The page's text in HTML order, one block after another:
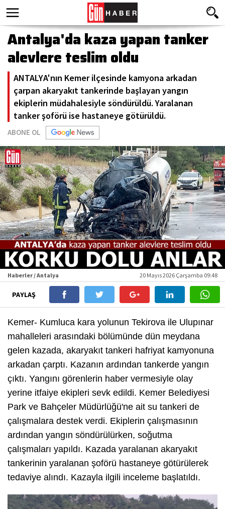
Antalya'da kaza yapan tanker
alevlere teslim oldu
ANTALYA'nın Kemer ilçesinde kamyona arkadan
çarpan akaryakıt tankerinde başlayan yangın
ekiplerin müdahalesiyle söndürüldü. Yaralanan
tanker şoförü ise hastaneye götürüldü.
ABONE OL
Haberler / Antalya 20 Mayıs 2026 Çarşamba 09:48
PAYLAŞ
Kemer- Kumluca kara yolunun Tekirova ile Ulupınar
mahalleleri arasındaki bölümünde dün meydana
gelen kazada, akaryakıt tankeri hafriyat kamyonuna
arkadan çarptı. Kazanın ardından tankerde yangın
çıktı. Yangını görenlerin haber vermesiyle olay
yerine itfaiye ekipleri sevk edildi. Kemer Belediyesi
Park ve Bahçeler Müdürlüğü'ne ait su tankeri de
çalışmalara destek verdi. Ekiplerin çalışmasının
ardından yangın söndürülürken, soğutma
çalışmaları yapıldı. Kazada yaralanan akaryakıt
tankerinin yaralanan şoförü hastaneye götürülerek
tedaviye alındı. Kazayla ilgili inceleme başlatıldı.